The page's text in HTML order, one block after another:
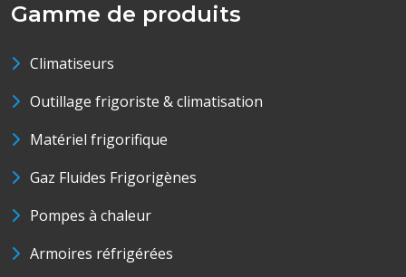
Gamme de produits
Climatiseurs
Outillage frigoriste & climatisation
Matériel frigorifique
Gaz Fluides Frigorigènes
Pompes à chaleur
Armoires réfrigérées